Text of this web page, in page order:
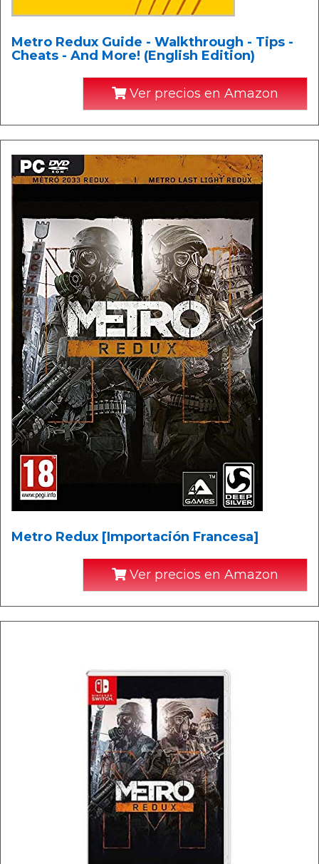
Metro Redux Guide - Walkthrough - Tips -
Cheats - And More! (English Edition)
Ver precios en Amazon
Metro Redux [Importación Francesa]
Ver precios en Amazon